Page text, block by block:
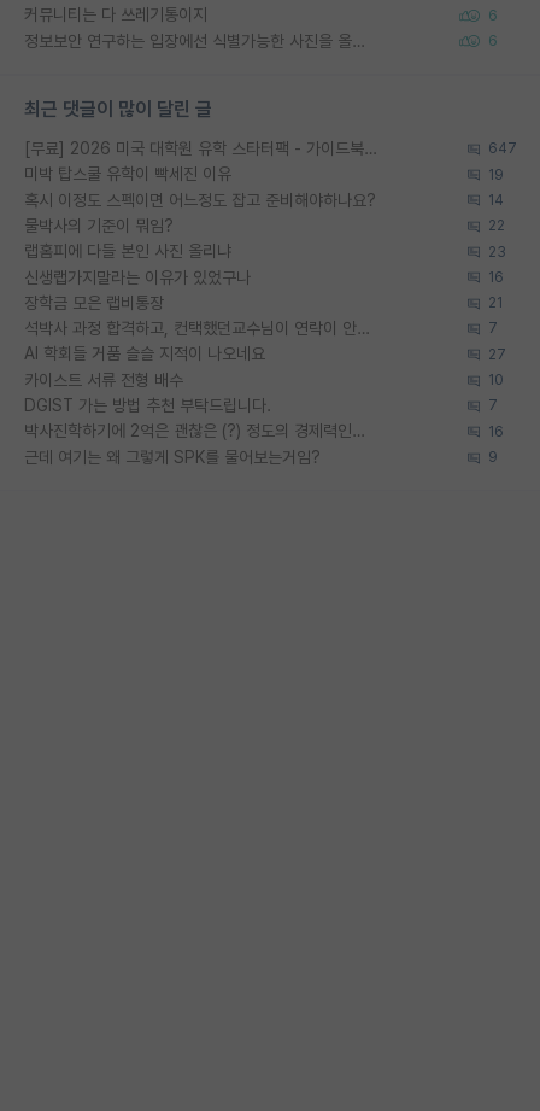
커뮤니티는 다 쓰레기통이지 6
정보보안 연구하는 입장에선 식별가능한 사진을 올리는건 비추이긴함 6
최근 댓글이 많이 달린 글
[무료] 2026 미국 대학원 유학 스타터팩 - 가이드북 & 합격자 컨택메일 템플릿 647
미박 탑스쿨 유학이 빡세진 이유 19
혹시 이정도 스펙이면 어느정도 잡고 준비해야하나요? 14
물박사의 기준이 뭐임? 22
랩홈피에 다들 본인 사진 올리냐 23
신생랩가지말라는 이유가 있었구나 16
장학금 모은 랩비통장 21
석박사 과정 합격하고, 컨택했던교수님이 연락이 안됩니다... 7
AI 학회들 거품 슬슬 지적이 나오네요 27
카이스트 서류 전형 배수 10
DGIST 가는 방법 추천 부탁드립니다. 7
박사진학하기에 2억은 괜찮은 (?) 정도의 경제력인가요 16
근데 여기는 왜 그렇게 SPK를 물어보는거임? 9